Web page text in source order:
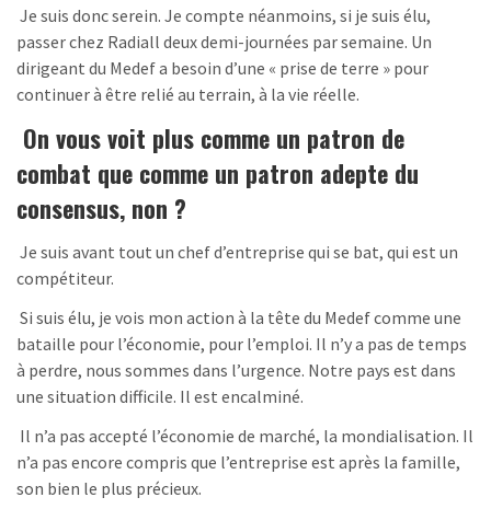
Je suis donc serein. Je compte néanmoins, si je suis élu,
passer chez Radiall deux demi-journées par semaine. Un
dirigeant du Medef a besoin d’une « prise de terre » pour
continuer à être relié au terrain, à la vie réelle.
On vous voit plus comme un patron de
combat que comme un patron adepte du
consensus, non ?
Je suis avant tout un chef d’entreprise qui se bat, qui est un
compétiteur.
Si suis élu, je vois mon action à la tête du Medef comme une
bataille pour l’économie, pour l’emploi. Il n’y a pas de temps
à perdre, nous sommes dans l’urgence. Notre pays est dans
une situation difficile. Il est encalminé.
Il n’a pas accepté l’économie de marché, la mondialisation. Il
n’a pas encore compris que l’entreprise est après la famille,
son bien le plus précieux.